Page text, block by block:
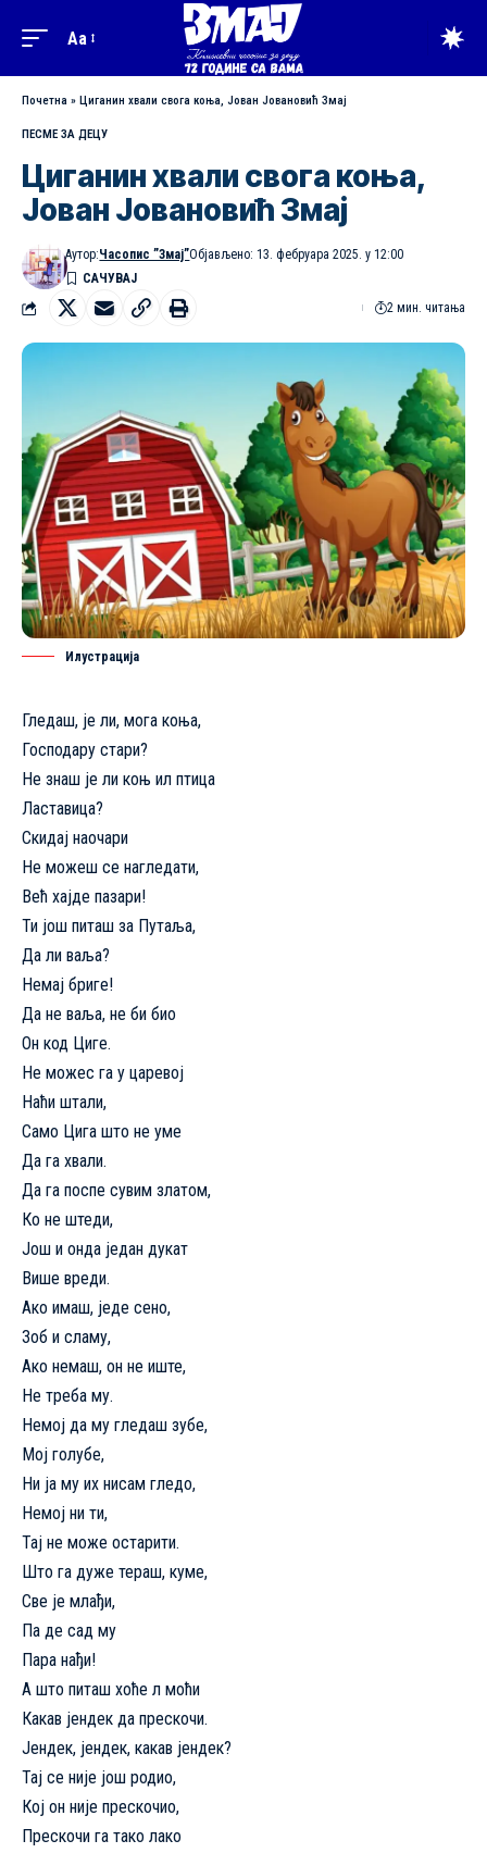
Aa
Почетна » Циганин хвали свога коња, Јован Јовановић Змај
ПЕСМЕ ЗА ДЕЦУ
Циганин хвали свога коња,
Јован Јовановић Змај
Аутор:Часопис ”Змај”Објављено: 13. фебруара 2025. у 12:00
2 мин. читања
Илустрацијa
Гледаш, је ли, мога коња,
Господару стари?
Не знаш је ли коњ ил птица
Ластавица?
Скидај наочари
Не можеш се нагледати,
Већ хајде пазари!
Ти још питаш за Путаља,
Да ли ваља?
Немај бриге!
Да не ваља, не би био
Он код Циге.
Не можес га у царевој
Наћи штали,
Само Цига што не уме
Да га хвали.
Да га поспе сувим златом,
Ко не штеди,
Још и онда један дукат
Више вреди.
Ако имаш, једе сено,
Зоб и сламу,
Ако немаш, он не иште,
Не треба му.
Немој да му гледаш зубе,
Мој голубе,
Ни ја му их нисам гледо,
Немој ни ти,
Тај не може остарити.
Што га дуже тераш, куме,
Све је млађи,
Па де сад му
Пара нађи!
А што питаш хоће л моћи
Какав јендек да прескочи.
Јендек, јендек, какав јендек?
Тај се није још родио,
Кој он није прескочио,
Прескочи га тако лако